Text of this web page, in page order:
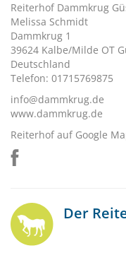
Reiterhof Dammkrug
Melissa Schmidt
Dammkrug 1
39624 Kalbe/Milde OT
Deutschland
Telefon: 01715769875
info@dammkrug.de
www.dammkrug.de
Reiterhof auf Google
Der